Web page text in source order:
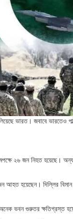
ভারত। জবাবে ভারতেও
২৬ জন নিহত হয়েছে।
হয়েছেন। দিল্লির বিমান
অনেক ভবন গুরুতর ক্ষতিগ্রস্ত